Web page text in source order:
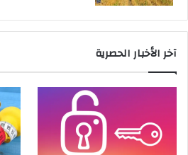
آخر الأخبار الحصرية